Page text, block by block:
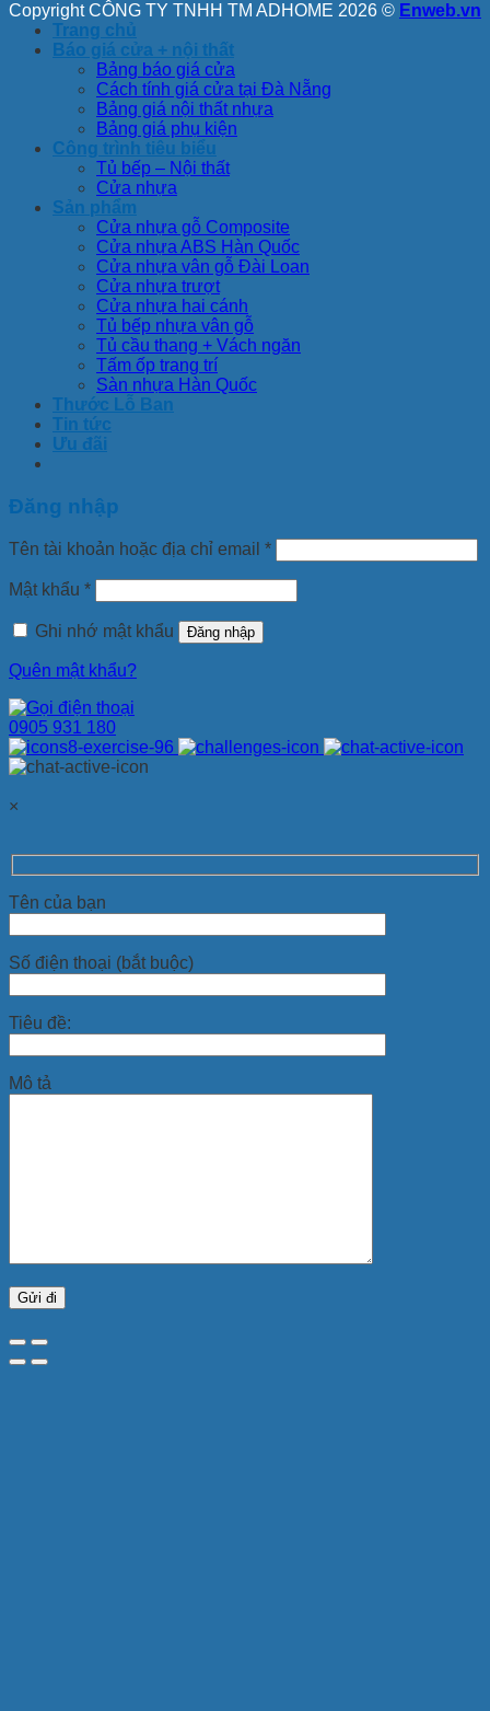
Copyright CÔNG TY TNHH TM ADHOME 2026 © Enweb.vn
Trang chủ
Báo giá cửa + nội thất
Bảng báo giá cửa
Cách tính giá cửa tại Đà Nẵng
Bảng giá nội thất nhựa
Bảng giá phụ kiện
Công trình tiêu biểu
Tủ bếp – Nội thất
Cửa nhựa
Sản phẩm
Cửa nhựa gỗ Composite
Cửa nhựa ABS Hàn Quốc
Cửa nhựa vân gỗ Đài Loan
Cửa nhựa trượt
Cửa nhựa hai cánh
Tủ bếp nhựa vân gỗ
Tủ cầu thang + Vách ngăn
Tấm ốp trang trí
Sàn nhựa Hàn Quốc
Thước Lỗ Ban
Tin tức
Ưu đãi
Đăng nhập
Tên tài khoản hoặc địa chỉ email *
Mật khẩu *
Ghi nhớ mật khẩu Đăng nhập
Quên mật khẩu?
0905 931 180
×
Tên của bạn
Số điện thoại (bắt buộc)
Tiêu đề:
Mô tả